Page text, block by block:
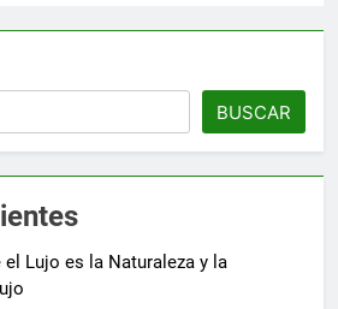
BUSCAR
el Lujo es la Naturaleza y la